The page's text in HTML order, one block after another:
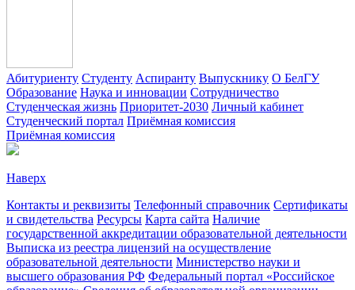
Абитуриенту Студенту Аспиранту Выпускнику О БелГУ
Образование Наука и инновации Сотрудничество
Студенческая жизнь Приоритет-2030 Личный кабинет
Студенческий портал Приёмная комиссия
Приёмная комиссия
Наверх
Контакты и реквизиты Телефонный справочник Сертификаты
и свидетельства Ресурсы Карта сайта Наличие
государственной аккредитации образовательной деятельности
Выписка из реестра лицензий на осуществление
образовательной деятельности Министерствo науки и
высшего образования РФ Федеральный портал «Российское